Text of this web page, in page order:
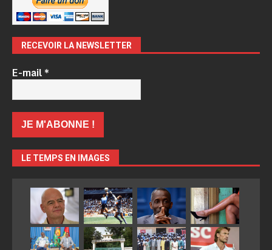
RECEVOIR LA NEWSLETTER
E-mail*
LE TEMPS EN IMAGES